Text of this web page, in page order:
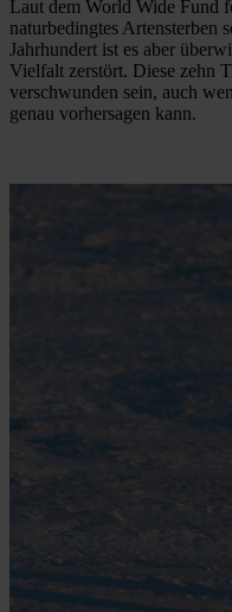
Laut dem World Wide Fund
naturbedingtes Artensterben
Jahrhundert ist es aber
Vielfalt zerstört. Diese zehn
verschwunden sein, auch
genau vorhersagen kann.